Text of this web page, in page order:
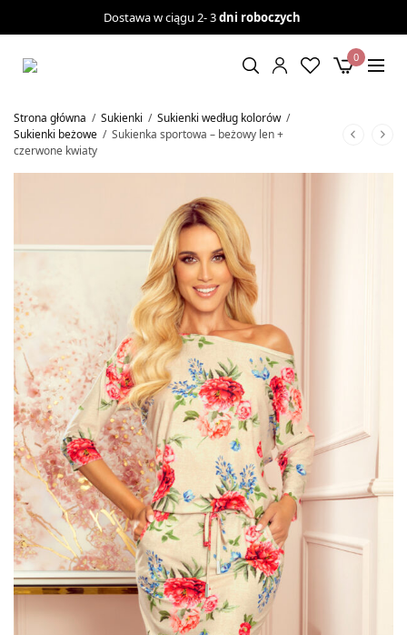
Dostawa w ciągu 2- 3dni roboczych
0
Strona główna / Sukienki / Sukienki według kolorów /
Sukienki beżowe / Sukienka sportowa – beżowy len +
czerwone kwiaty